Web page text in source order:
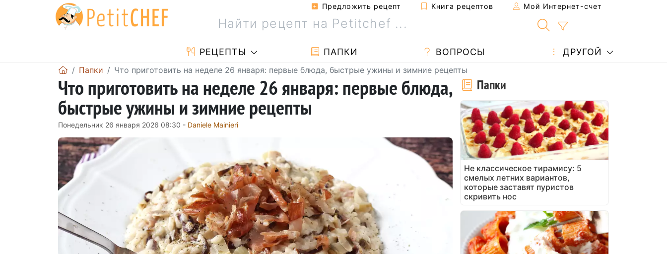
Предложить рецепт Книга рецептов Мой Интернет-счет
PЕЦЕПТЫ ПАПКИ ВОПРОСЫ ДРУГОЙ
Папки Что приготовить на неделе 26 января: первые блюда, быстрые ужины и зимние рецепты
Что приготовить на неделе 26 января: первые блюда,
быстрые ужины и зимние рецепты
Понедельник 26 января 2026 08:30 - Daniele Mainieri
Папки
Не классическое тирамису: 5
смелых летних вариантов,
которые заставят пуристов
скривить нос